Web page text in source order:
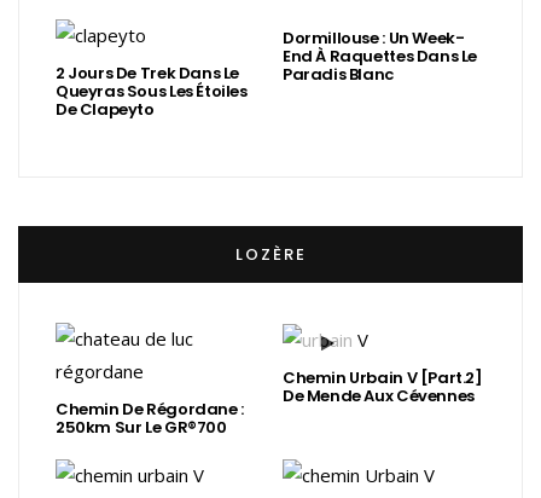
2 Jours De Trek Dans Le
Queyras Sous Les Étoiles
De Clapeyto
Dormillouse : Un Week-
End À Raquettes Dans Le
Paradis Blanc
LOZÈRE
Chemin De Régordane :
250km Sur Le GR®700
Chemin Urbain V [Part.2]
De Mende Aux Cévennes